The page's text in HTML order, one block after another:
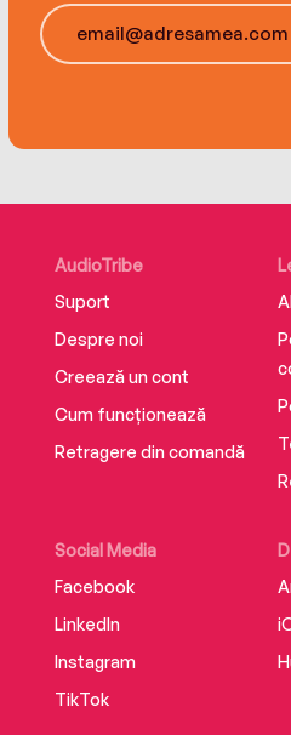
AudioTribe
Suport
Despre noi
Creează un cont
Cum funcționează
Retragere din comandă
Social Media
Facebook
LinkedIn
Instagram
TikTok